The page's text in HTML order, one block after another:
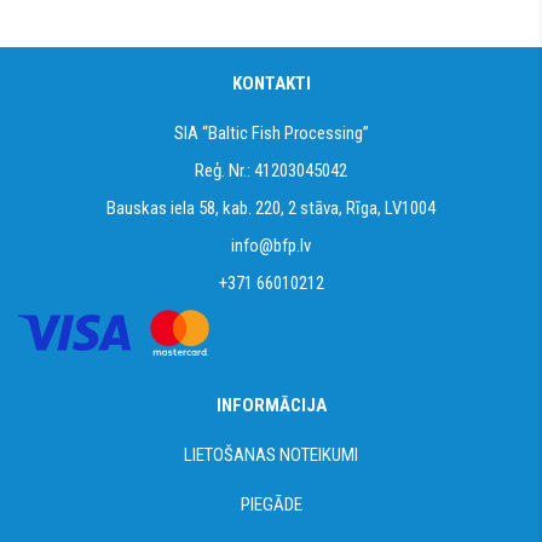
KONTAKTI
SIA “Baltic Fish Processing”
Reģ. Nr.: 41203045042
Bauskas iela 58, kab. 220, 2 stāva, Rīga, LV1004
info@bfp.lv
+371 66010212
INFORMĀCIJA
LIETOŠANAS NOTEIKUMI
PIEGĀDE